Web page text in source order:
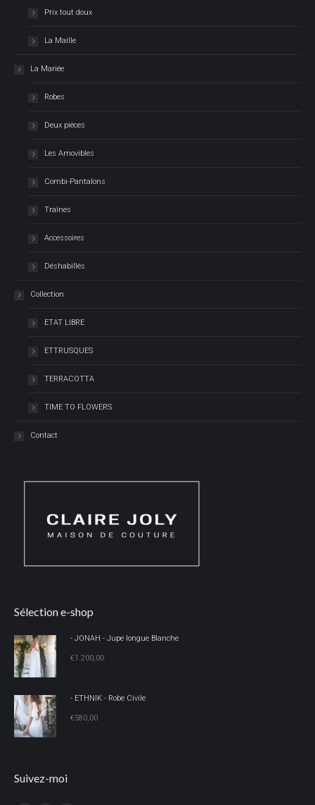
Prix tout doux
La Maille
La Mariée
Robes
Deux pièces
Les Amovibles
Combi-Pantalons
Traînes
Accessoires
Déshabillés
Collection
ETAT LIBRE
ETTRUSQUES
TERRACOTTA
TIME TO FLOWERS
Contact
Sélection e-shop
- JONAH - Jupe longue Blanche
€1.200,00
- ETHNIK - Robe Civile
€580,00
Suivez-moi